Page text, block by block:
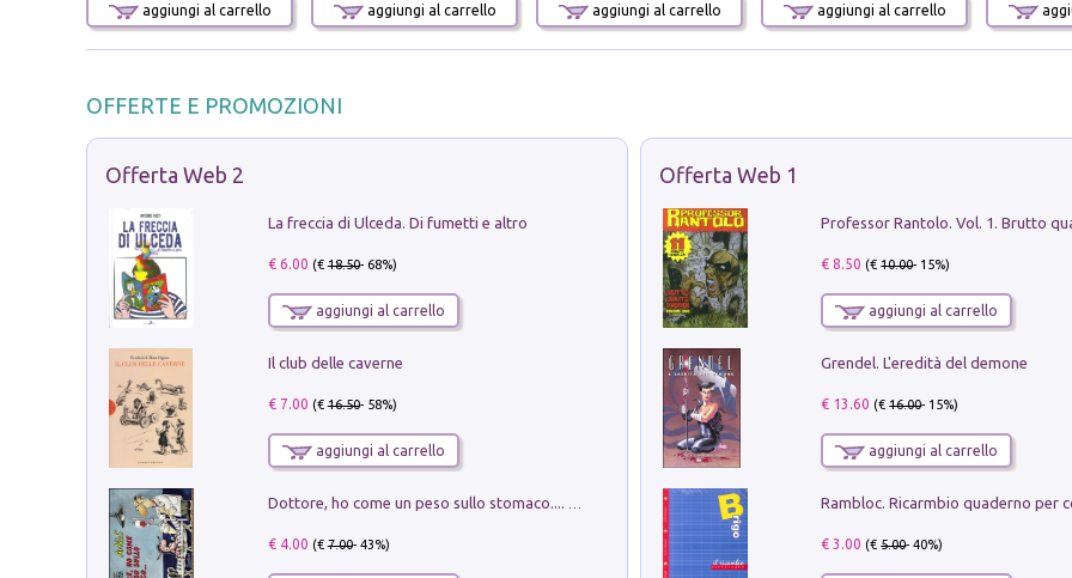
aggiungi al carrello aggiungi al carrello aggiungi al carrello aggiungi al carrello
OFFERTE E PROMOZIONI
Offerta Web 2
La freccia di Ulceda. Di fumetti e altro
€ 6.00 (€18.50- 68%)
aggiungi al carrello
Il club delle caverne
€ 7.00 (€16.50- 58%)
aggiungi al carrello
€ 4.00 (€7.00- 43%)
Offerta Web 1
€ 8.50 (€10.00- 15%)
aggiungi al carrello
Grendel. L'eredità del demone
€ 13.60 (€16.00- 15%)
aggiungi al carrello
€ 3.00 (€5.00- 40%)